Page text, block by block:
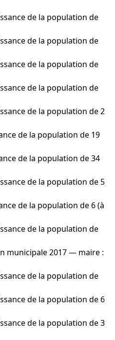
de la population de
de la population de
de la population de
de la population de
de la population de 2
de la population de 19
de la population de 34
de la population de 5
de la population de 6 (à
de la population de
municipale 2017 — maire :
de la population de
de la population de 6
de la population de 3